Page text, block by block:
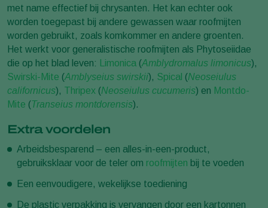
met name effectief bij chrysanten. Het kan echter ook
worden toegepast bij andere gewassen waar roofmijten
worden gebruikt, zoals komkommer en andere groenten.
Het werkt voor generalistische roofmijten als Phytoseiidae
die op het blad leven:
Limonica (Amblydromalus limonicus),
Swirski-Mite (Amblyseius swirskii), Spical (Neoseiulus
californicus), Thripex (Neoseiulus cucumeris) en Montdo-
Mite (Transeius montdorensis).
Extra voordelen
Arbeidsbesparend – een alles-in-een-product,
gebruiksklaar voor de teler om roofmijten bij te voeden
Een eenvoudigere, wekelijkse toediening
De plastic verpakking is vervangen door een kartonnen